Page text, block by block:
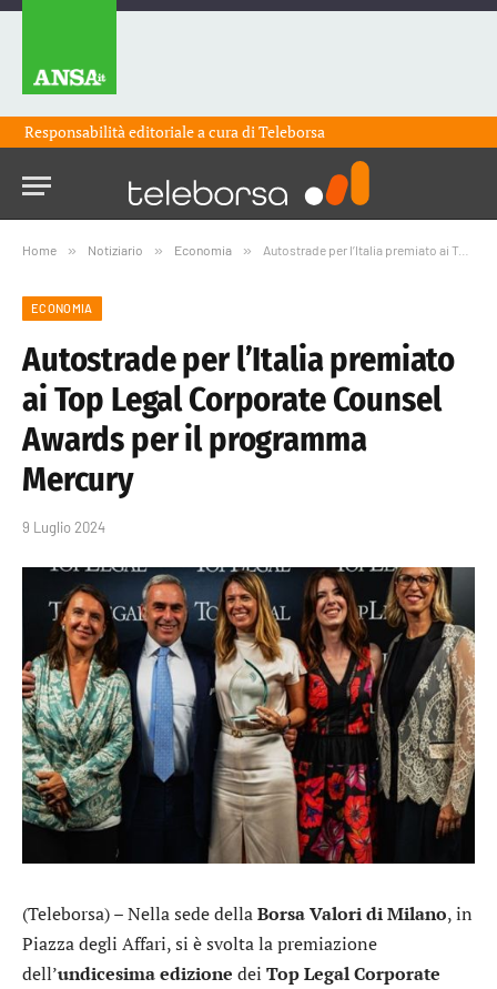
Responsabilità editoriale a cura diTeleborsa
Home » Notiziario » Economia » Autostrade per l’Italia premiato ai Top Legal Corporate Counsel Awards per il programma Mercury
ECONOMIA
Autostrade per l’Italia premiato
ai Top Legal Corporate Counsel
Awards per il programma
Mercury
9 Luglio 2024
(Teleborsa) – Nella sede dellaBorsa Valori di Milano, in
Piazza degli Affari, si è svolta la premiazione
dell’undicesima edizione dei Top Legal Corporate